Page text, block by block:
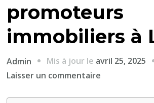
promoteurs
immobiliers à
Admin Mis à jour le avril 25, 2025
Laisser un commentaire